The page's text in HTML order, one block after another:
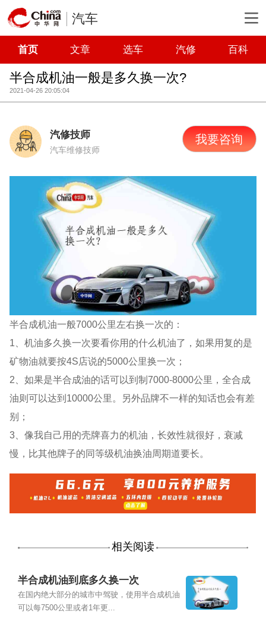
汽车
首页 文章 选车 汽修 百科
半合成机油一般是多久换一次?
2021-04-26 20:05:04
汽修技师
汽车维修技师
我要咨询
半合成机油一般7000公里左右换一次的：
1、机油多久换一次要看你用的什么机油了，如果用复的是
矿物油就要按4S店说的5000公里换一次；
2、如果是半合成油的话可以到制7000-8000公里，全合成
油则可以达到10000公里。另外品牌不一样的知话也会有差
别；
3、像我自己用的壳牌喜力的机油，长效性就很好，衰减
慢，比其他牌子的同等级机油换油周期道要长。
相关阅读
半合成机油到底多久换一次
在国内绝大部分的城市中驾驶，使用半合成机油
可以每7500公里或者1年更...